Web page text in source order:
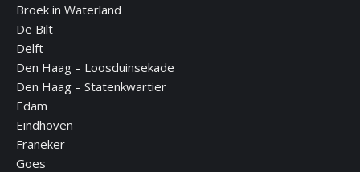
Broek in Waterland
De Bilt
Delft
Den Haag – Loosduinsekade
Den Haag – Statenkwartier
Edam
Eindhoven
Franeker
Goes